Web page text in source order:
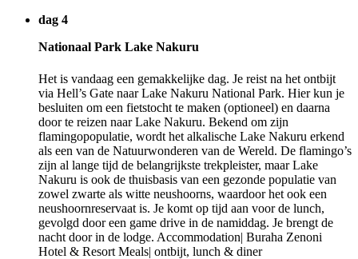
dag 4
Nationaal Park Lake Nakuru
Het is vandaag een gemakkelijke dag. Je reist na het ontbijt
via Hell’s Gate naar Lake Nakuru National Park. Hier kun je
besluiten om een fietstocht te maken (optioneel) en daarna
door te reizen naar Lake Nakuru. Bekend om zijn
flamingopopulatie, wordt het alkalische Lake Nakuru erkend
als een van de Natuurwonderen van de Wereld. De flamingo’s
zijn al lange tijd de belangrijkste trekpleister, maar Lake
Nakuru is ook de thuisbasis van een gezonde populatie van
zowel zwarte als witte neushoorns, waardoor het ook een
neushoornreservaat is. Je komt op tijd aan voor de lunch,
gevolgd door een game drive in de namiddag. Je brengt de
nacht door in de lodge. Accommodation| Buraha Zenoni
Hotel & Resort Meals| ontbijt, lunch & diner